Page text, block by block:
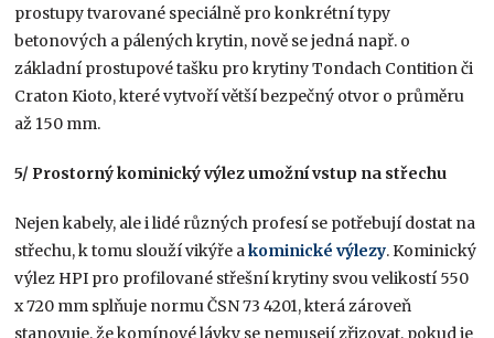
prostupy tvarované speciálně pro konkrétní typy
betonových a pálených krytin, nově se jedná např. o
základní prostupové tašku pro krytiny Tondach Contition či
Craton Kioto, které vytvoří větší bezpečný otvor o průměru
až 150 mm.
5/ Prostorný kominický výlez umožní vstup na střechu
Nejen kabely, ale i lidé různých profesí se potřebují dostat na
střechu, k tomu slouží vikýře akominické výlezy.Kominický
výlez HPI pro profilované střešní krytiny svou velikostí 550
x 720 mm splňuje normu ČSN 73 4201, která zároveň
stanovuje, že komínové lávky se nemusejí zřizovat, pokud je